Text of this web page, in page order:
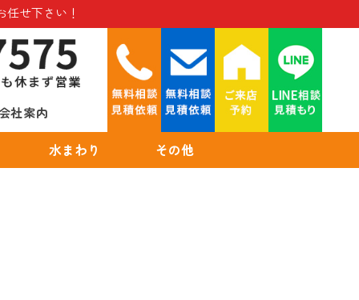
せ下さい！
社案内
水まわり その他